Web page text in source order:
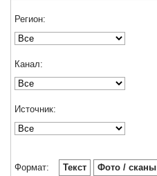
Регион:
Канал:
Источник:
Формат: Текст Фото / сканы